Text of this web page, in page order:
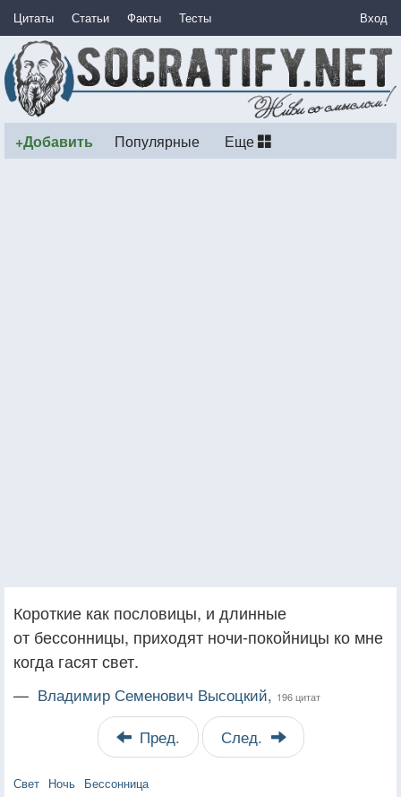
Цитаты Статьи Факты Тесты Вход
+Добавить Популярные Еще
Короткие как пословицы, и длинные
от бессонницы, приходят ночи-покойницы ко мне
когда гасят свет.
— Владимир Семенович Высоцкий, 196 цитат
Пред. След.
Свет Ночь Бессонница